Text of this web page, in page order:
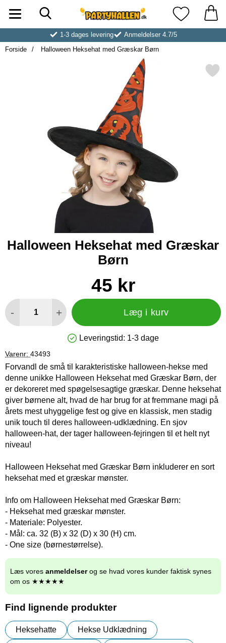
Startside for Partyhallen AB Mine
1-3 dages levering
Anmeldelser 4.7/5
Forside
Halloween Heksehat med Græskar Børn
Markér halloween Heksehat
Halloween Heksehat med Græskar
Børn
Køb dette produkt Halloween Heksehat med Græskar Børn
pris
45 kr
- + Læg i kurv
Produkttilgængelighed: På lager
Leveringstid: 1-3 dage
Varenr: 43493
Forvandl de små til karakteristiske halloween-hekse med
denne unikke Halloween Heksehat med Græskar Børn, der
er dekoreret med spøgelsesagtige græskar. Denne heksehat
giver børnene alt, hvad de har brug for at fremmane magi på
årets mest uhyggelige fest og give en klassisk, men stadig
unik touch til deres halloween-udklædning. En sjov
halloween-hat, der tager halloween-fejringen til et helt nyt
niveau!
Halloween Heksehat med Græskar Børn inkluderer en sort
heksehat med et græskar mønster.
Info om Halloween Heksehat med Græskar Børn:
- Heksehat med græskar mønster.
- Materiale: Polyester.
- Mål: ca. 32 (B) x 32 (D) x 30 (H) cm.
- One size (børnestørrelse).
Læs vores anmeldelserog se hvad vores kunder faktisk synes
om os ★★★★★
Find lignende produkter
Heksehatte Hekse Udklædning